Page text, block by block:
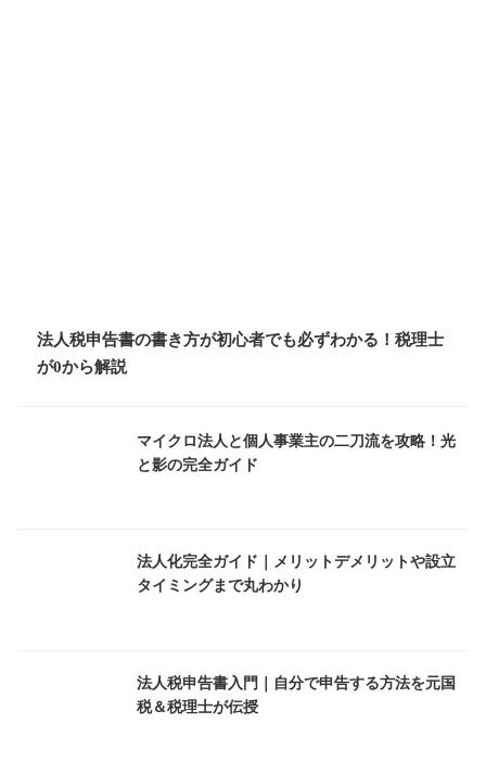
法人税申告書の書き方が初心者でも必ずわかる！税理士
が0から解説
マイクロ法人と個人事業主の二刀流を攻略！光
と影の完全ガイド
法人化完全ガイド｜メリットデメリットや設立
タイミングまで丸わかり
法人税申告書入門｜自分で申告する方法を元国
税＆税理士が伝授